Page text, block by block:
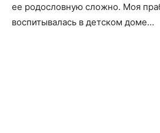
ее родословную сложно. Моя
воспитывалась в детском доме…